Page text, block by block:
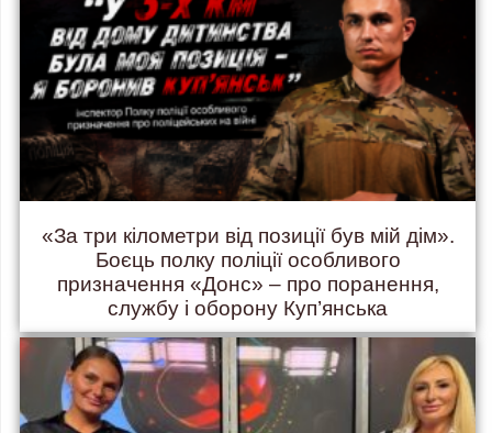
«За три кілометри від позиції був мій дім».
Боєць полку поліції особливого
призначення «Донс» – про поранення,
службу і оборону Куп’янська